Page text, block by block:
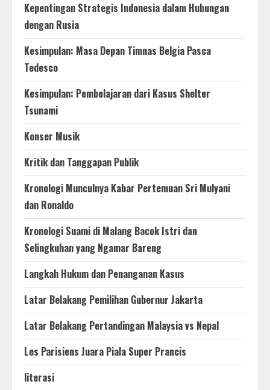
Kepentingan Strategis Indonesia dalam Hubungan
dengan Rusia
Kesimpulan: Masa Depan Timnas Belgia Pasca
Tedesco
Kesimpulan: Pembelajaran dari Kasus Shelter
Tsunami
Konser Musik
Kritik dan Tanggapan Publik
Kronologi Munculnya Kabar Pertemuan Sri Mulyani
dan Ronaldo
Kronologi Suami di Malang Bacok Istri dan
Selingkuhan yang Ngamar Bareng
Langkah Hukum dan Penanganan Kasus
Latar Belakang Pemilihan Gubernur Jakarta
Latar Belakang Pertandingan Malaysia vs Nepal
Les Parisiens Juara Piala Super Prancis
literasi